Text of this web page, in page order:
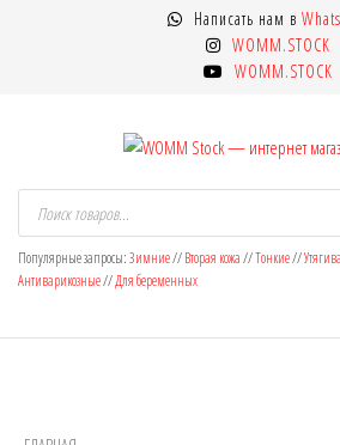
Написать нам в
WOMM.STOCK
WOMM.STOCK
WOMM Stock —
колготок
Поиск
товаров
Популярные запросы:Зимние//Вторая кожа//Тонкие//
Антиварикозные//Для беременных